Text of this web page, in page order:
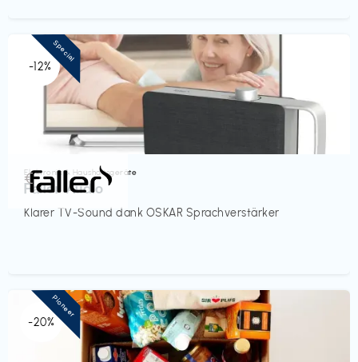
-12%
Elektronik & Haushaltsgeräte
Faller Audio
Klarer TV-Sound dank OSKAR Sprachverstärker
€‎
Special
-20%
Pioneer